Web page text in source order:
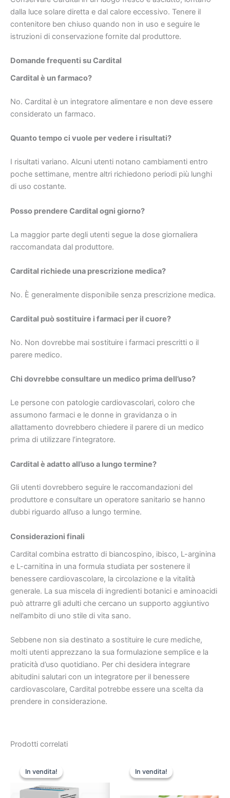
dalla luce solare diretta e dal calore eccessivo. Tenere il
contenitore ben chiuso quando non in uso e seguire le
istruzioni di conservazione fornite dal produttore.
Domande frequenti su Cardital
Cardital è un farmaco?
No. Cardital è un integratore alimentare e non deve essere
considerato un farmaco.
Quanto tempo ci vuole per vedere i risultati?
I risultati variano. Alcuni utenti notano cambiamenti entro
poche settimane, mentre altri richiedono periodi più lunghi
di uso costante.
Posso prendere Cardital ogni giorno?
La maggior parte degli utenti segue la dose giornaliera
raccomandata dal produttore.
Cardital richiede una prescrizione medica?
No. È generalmente disponibile senza prescrizione medica.
Cardital può sostituire i farmaci per il cuore?
No. Non dovrebbe mai sostituire i farmaci prescritti o il
parere medico.
Chi dovrebbe consultare un medico prima dell’uso?
Le persone con patologie cardiovascolari, coloro che
assumono farmaci e le donne in gravidanza o in
allattamento dovrebbero chiedere il parere di un medico
prima di utilizzare l’integratore.
Cardital è adatto all’uso a lungo termine?
Gli utenti dovrebbero seguire le raccomandazioni del
produttore e consultare un operatore sanitario se hanno
dubbi riguardo all’uso a lungo termine.
Considerazioni finali
Cardital combina estratto di biancospino, ibisco, L-arginina
e L-carnitina in una formula studiata per sostenere il
benessere cardiovascolare, la circolazione e la vitalità
generale. La sua miscela di ingredienti botanici e aminoacidi
può attrarre gli adulti che cercano un supporto aggiuntivo
nell’ambito di uno stile di vita sano.
Sebbene non sia destinato a sostituire le cure mediche,
molti utenti apprezzano la sua formulazione semplice e la
praticità d’uso quotidiano. Per chi desidera integrare
abitudini salutari con un integratore per il benessere
cardiovascolare, Cardital potrebbe essere una scelta da
prendere in considerazione.
Prodotti correlati
In vendita!
In vendita! In vendita!
In vendita!